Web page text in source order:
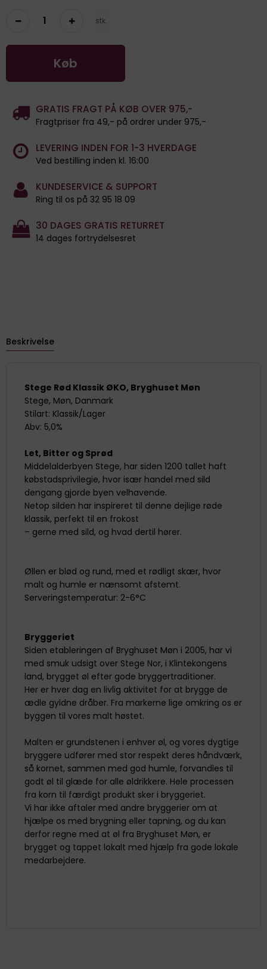
stk.
Køb
GRATIS FRAGT PÅ KØB OVER 975,-
Fragtpriser fra 49,- på ordrer under 975,-
LEVERING INDEN FOR 1-3 HVERDAGE
Ved bestilling inden kl. 16:00
KUNDESERVICE & SUPPORT
Ring til os på 32 95 18 09
30 DAGES GRATIS RETURRET
14 dages fortrydelsesret
Beskrivelse
Stege Rød Klassik ØKO, Bryghuset Møn
Stege, Møn, Danmark
Stilart: Klassik/Lager
Abv: 5,0%
Let, Bitter og Sprød
Middelalderbyen Stege, har siden 1200 tallet haft
købstadsprivilegie, hvor især handel med sild
dengang gjorde byen velhavende.
Netop silden har inspireret til denne dejlige røde
klassik, perfekt til en frokost
– gerne med sild, og hvad dertil hører.
Øllen er blød og rund, med et rødligt skær, hvor
malt og humle er nænsomt afstemt.
Serveringstemperatur: 2-6°C
Bryggeriet
Siden etableringen af Bryghuset Møn i 2005, har vi
med smuk udsigt over Stege Nor, i Klintekongens
land, brygget øl efter gode bryggertraditioner.
Her er hver dag en livlig aktivitet for at brygge de
ædle gyldne dråber. Fra markerne lige omkring os er
byggen til vores malt høstet.
Malten er grundstenen i enhver øl, og vores dygtige
bryggere udfører med stor respekt deres håndværk,
så kornet, sammen med god humle, forvandles til
godt øl til glæde for alle øldrikkere. Hele processen
fra korn til færdigt produkt sker i bryggeriet.
Vi har ikke aftaler med andre bryggerier om at
hjælpe os med brygning eller tapning, og du kan
derfor regne med at øl fra Bryghuset Møn, er
brygget og tappet lokalt med hjælp fra gode lokale
medarbejdere.